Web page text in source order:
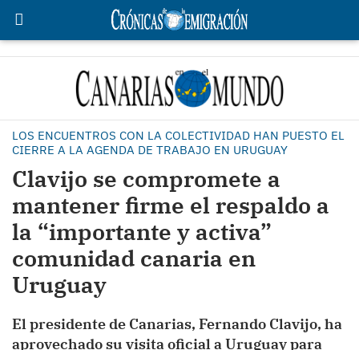
LOS ENCUENTROS CON LA COLECTIVIDAD HAN PUESTO EL
CIERRE A LA AGENDA DE TRABAJO EN URUGUAY
Clavijo se compromete a
mantener firme el respaldo a
la “importante y activa”
comunidad canaria en
Uruguay
El presidente de Canarias, Fernando Clavijo, ha
aprovechado su visita oficial a Uruguay para